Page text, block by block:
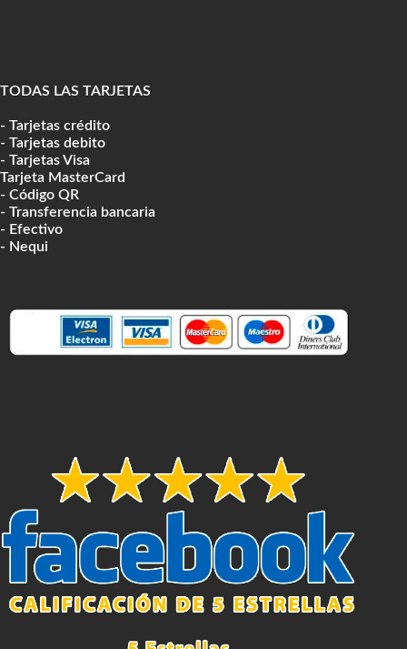
TODAS LAS TARJETAS
- Tarjetas crédito
- Tarjetas debito
- Tarjetas Visa
Tarjeta MasterCard
- Código QR
- Transferencia bancaria
- Efectivo
- Nequi